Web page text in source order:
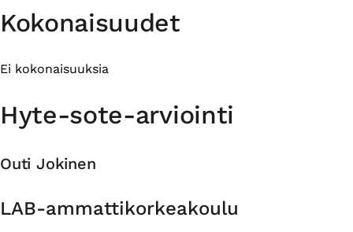
Kokonaisuudet
Ei kokonaisuuksia
Hyte-sote-arviointi
Outi Jokinen
Organisaatio
LAB-ammattikorkeakoulu